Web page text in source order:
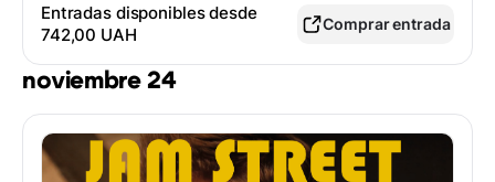
Entradas disponibles desde
742,00 UAH
Comprar entrada
noviembre 24